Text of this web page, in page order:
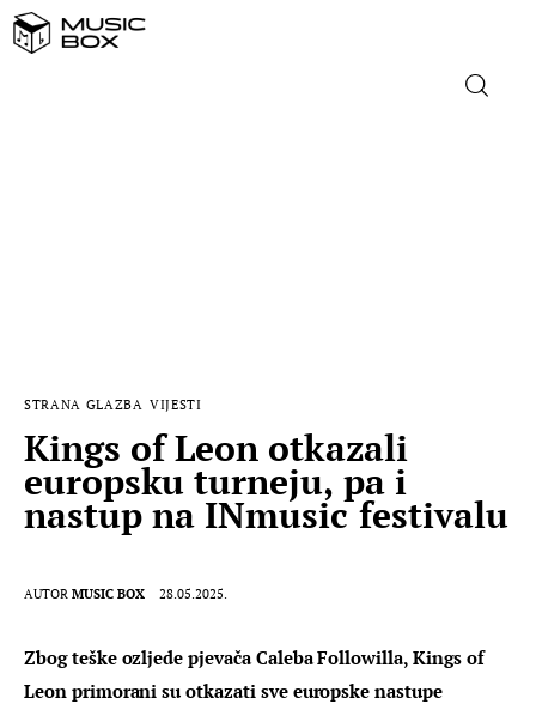
MUSIC BOX
STRANA GLAZBA VIJESTI
Kings of Leon otkazali
europsku turneju, pa i
nastup na INmusic festivalu
AUTOR MUSIC BOX 28.05.2025.
Zbog teške ozljede pjevača Caleba Followilla, Kings of
Leon primorani su otkazati sve europske nastupe